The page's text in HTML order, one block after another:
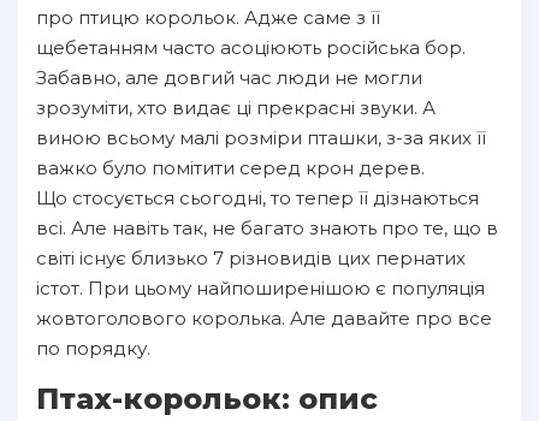
про птицю корольок. Адже саме з її
щебетанням часто асоціюють російська бор.
Забавно, але довгий час люди не могли
зрозуміти, хто видає ці прекрасні звуки. А
виною всьому малі розміри пташки, з-за яких її
важко було помітити серед крон дерев.
Що стосується сьогодні, то тепер її дізнаються
всі. Але навіть так, не багато знають про те, що в
світі існує близько 7 різновидів цих пернатих
істот. При цьому найпоширенішою є популяція
жовтоголового королька. Але давайте про все
по порядку.
Птах-корольок: опис